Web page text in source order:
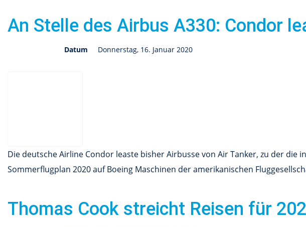
An Stelle des Airbus A330: Condor
Datum Donnerstag, 16. Januar 2020
Die deutsche Airline Condor leaste bisher Airbusse von Air Tanker, zu der
Sommerflugplan 2020 auf Boeing Maschinen der amerikanischen
Thomas Cook streicht Reisen für